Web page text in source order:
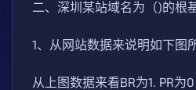
二、深圳某站域名为（)的根
1、从网站数据来说明如下图
从上图数据来看BR为1. PR为